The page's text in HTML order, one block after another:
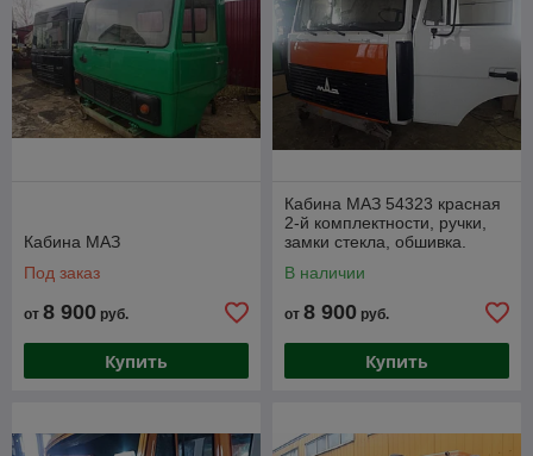
может быть сложным процессом, требующим опыта и
специализированных навыков. Лучше всего обратиться к
квалифицированным специалистам или авторизованным
сервисным центрам, чтобы выполнить ремонт и
восстановление кабины грузовика с наивы
Кабина МАЗ
Под заказ
от 8 900 руб.
Купить
Кабина МАЗ 54323 красная
2-й комплектности, ручки,
замки стекла, обшивка.
В наличии
от 8 900 руб.
Купить